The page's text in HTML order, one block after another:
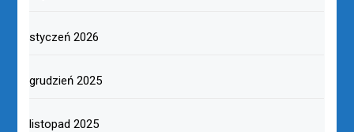
styczeń 2026
grudzień 2025
listopad 2025